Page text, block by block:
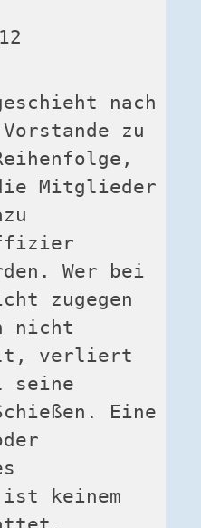
nach
zu
Mitglieder
Wer bei
zugegen
nicht
verliert
seine
Eine
ist keinem